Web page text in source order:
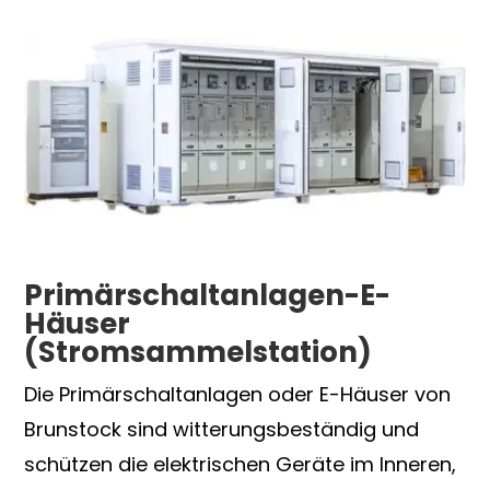
Primärschaltanlagen-E-
Häuser
(Stromsammelstation)
Die Primärschaltanlagen oder E-Häuser von
Brunstock sind witterungsbeständig und
schützen die elektrischen Geräte im Inneren,